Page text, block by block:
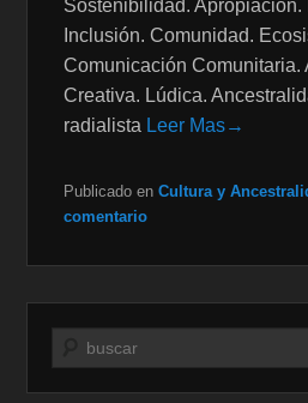
Sostenibilidad. Apropiación.
Inclusión. Comunidad.
Comunicación Comunitaria.
Creativa. Lúdica.
radialista Leer Mas→
Publicado en Cultura y
comentario
Buscar